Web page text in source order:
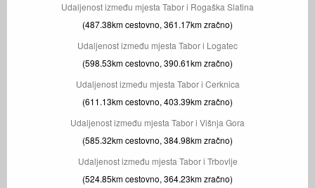
Udaljenost između mjesta Tabor i Rogaška Slatina
(487.38km cestovno, 361.17km zračno)
Udaljenost između mjesta Tabor i Logatec
(598.53km cestovno, 390.61km zračno)
Udaljenost između mjesta Tabor i Cerknica
(611.13km cestovno, 403.39km zračno)
Udaljenost između mjesta Tabor i Višnja Gora
(585.32km cestovno, 384.98km zračno)
Udaljenost između mjesta Tabor i Trbovlje
(524.85km cestovno, 364.23km zračno)